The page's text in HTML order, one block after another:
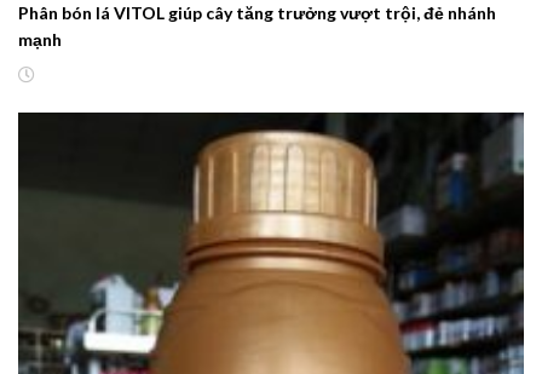
Phân bón lá VITOL giúp cây tăng trưởng vượt trội, đẻ nhánh
mạnh